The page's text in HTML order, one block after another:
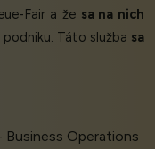
Fair a že sa na nich
Táto služba sa
Business Operations